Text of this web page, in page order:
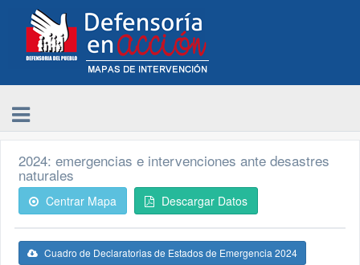
2024: emergencias e intervenciones ante desastres
naturales
Centrar Mapa Descargar Datos
Cuadro de Declaratorias de Estados de Emergencia 2024